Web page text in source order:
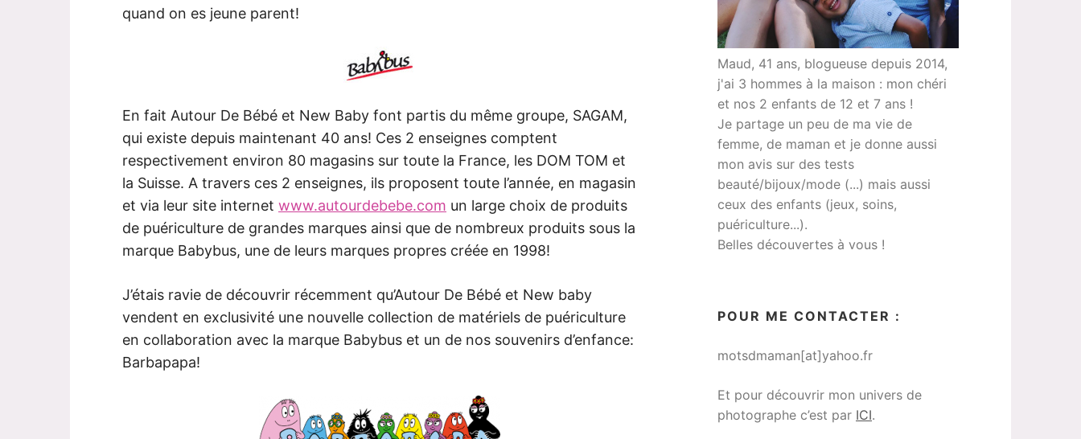
quand on es jeune parent!
En fait Autour De Bébé et New Baby font partis du même groupe, SAGAM,
qui existe depuis maintenant 40 ans! Ces 2 enseignes comptent
respectivement environ 80 magasins sur toute la France, les DOM TOM et
la Suisse. A travers ces 2 enseignes, ils proposent toute l’année, en magasin
et via leur site internet www.autourdebebe.com un large choix de produits
de puériculture de grandes marques ainsi que de nombreux produits sous la
marque Babybus, une de leurs marques propres créée en 1998!
J’étais ravie de découvrir récemment qu’Autour De Bébé et New baby
vendent en exclusivité une nouvelle collection de matériels de puériculture
en collaboration avec la marque Babybus et un de nos souvenirs d’enfance:
Barbapapa!
Maud, 41 ans, blogueuse depuis 2014,
j'ai 3 hommes à la maison : mon chéri
et nos 2 enfants de 12 et 7 ans !
Je partage un peu de ma vie de
femme, de maman et je donne aussi
mon avis sur des tests
beauté/bijoux/mode (...) mais aussi
ceux des enfants (jeux, soins,
puériculture...).
Belles découvertes à vous !
POUR ME CONTACTER :
motsdmaman[at]yahoo.fr
Et pour découvrir mon univers de
photographe c’est par ICI.